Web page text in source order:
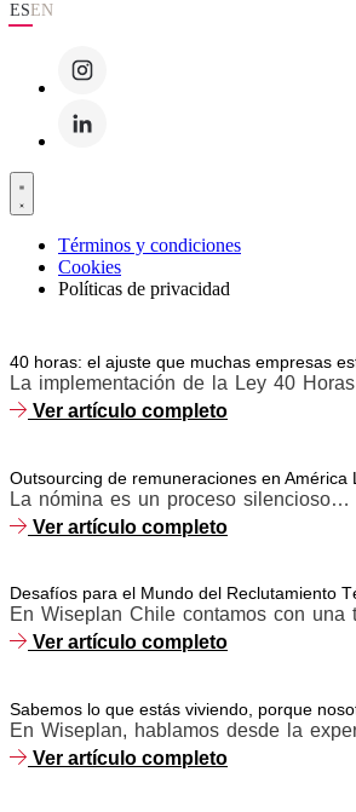
ESEN
Términos y condiciones
Cookies
Políticas de privacidad
40 horas: el ajuste que muchas empresas
La implementación de la Ley 40
Ver artículo completo
Outsourcing de remuneraciones en
La nómina es un proceso
Ver artículo completo
Desafíos para el Mundo del Reclutamiento
En Wiseplan Chile contamos con
Ver artículo completo
Sabemos lo que estás viviendo, porque
En Wiseplan, hablamos desde la
Ver artículo completo